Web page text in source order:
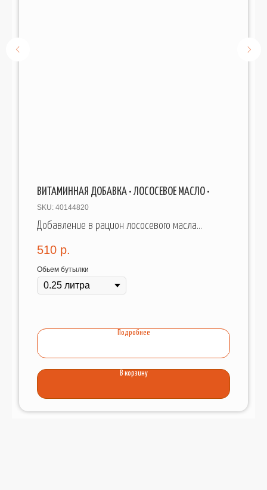
ВИТАМИННАЯ ДОБАВКА • ЛОСОСЕВОЕ МАСЛО •
SKU: 40144820
Добавление в рацион лососевого масла
510 р.
Обьем бутылки
Подробнее
В корзину